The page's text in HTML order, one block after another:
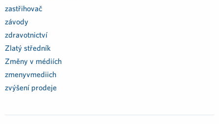
zastřihovač
závody
zdravotnictví
Zlatý středník
Změny v médiích
zmenyvmediich
zvýšení prodeje